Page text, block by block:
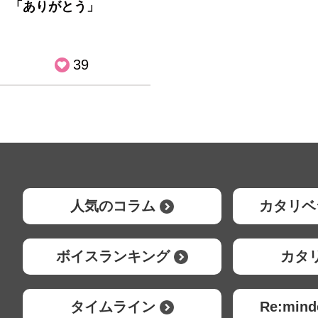
「ありがとう」
39
人気のコラム カタリ
ボイスランキング カタ
タイムライン